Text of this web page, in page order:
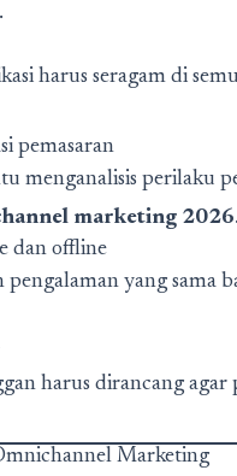
harus seragam di
pemasaran
menganalisis perilaku
marketing 2026.
dan offline
pengalaman yang
harus dirancang
Marketing